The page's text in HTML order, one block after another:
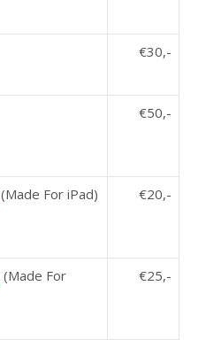
€30,-
€50,-
(Made For iPad)
€20,-
(Made For
€25,-